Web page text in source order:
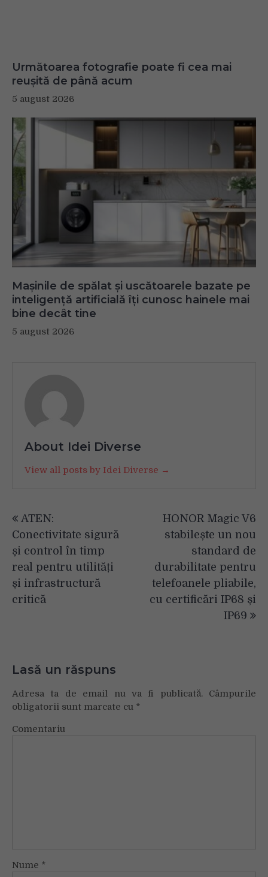
Următoarea fotografie poate fi cea mai
reușită de până acum
5 august 2026
Mașinile de spălat și uscătoarele bazate pe
inteligență artificială îți cunosc hainele mai
bine decât tine
5 august 2026
About Idei Diverse
View all posts by Idei Diverse →
în
articole
ATEN:
Conectivitate sigură
și control în timp
real pentru utilități
și infrastructură
critică
HONOR Magic V6
stabilește un nou
standard de
durabilitate pentru
telefoanele pliabile,
cu certificări IP68 și
IP69
Lasă un răspuns
Adresa ta de email nu va fi publicată.Câmpurile
obligatorii sunt marcate cu *
Comentariu
Nume *